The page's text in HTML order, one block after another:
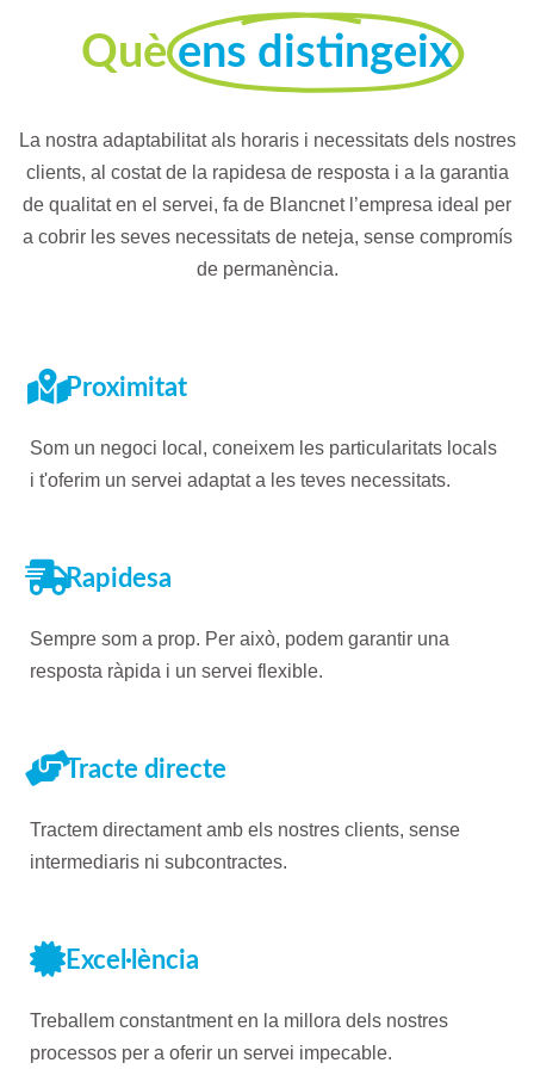
Què ens distingeix
La nostra adaptabilitat als horaris i necessitats dels nostres
clients, al costat de la rapidesa de resposta i a la garantia
de qualitat en el servei, fa de Blancnet l’empresa ideal per
a cobrir les seves necessitats de neteja, sense compromís
de permanència.
Proximitat
Som un negoci local, coneixem les particularitats locals
i t'oferim un servei adaptat a les teves necessitats.
Rapidesa
Sempre som a prop. Per això, podem garantir una
resposta ràpida i un servei flexible.
Tracte directe
Tractem directament amb els nostres clients, sense
intermediaris ni subcontractes.
Excel·lència
Treballem constantment en la millora dels nostres
processos per a oferir un servei impecable.